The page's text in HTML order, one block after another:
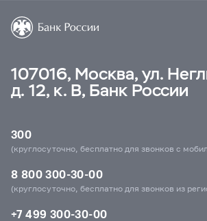
107016, Москва, ул.
д. 12, к. В, Банк России
300
(круглосуточно, бесплатно для звонков с
8 800 300-30-00
(круглосуточно, бесплатно для звонков из
+7 499 300-30-00